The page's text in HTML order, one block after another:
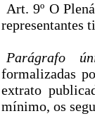
Art. 9º O
representantes
Parágrafo
formalizadas
extrato
mínimo, os